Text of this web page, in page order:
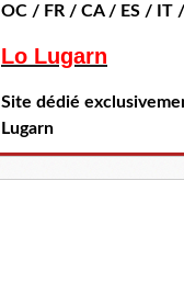
OC / FR / CA / ES / IT
Lo Lugarn
Site dédié
Lugarn